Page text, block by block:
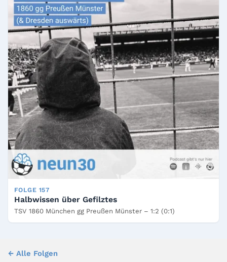
FOLGE 157
Halbwissen über Gefilztes
TSV 1860 München gg Preußen Münster – 1:2 (0:1)
← Alle Folgen